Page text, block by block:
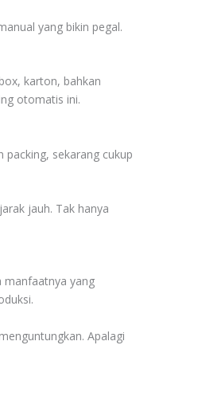
yang bikin pegal.
karton, bahkan
otomatis ini.
sekarang cukup
jauh. Tak hanya
manfaatnya yang
Apalagi